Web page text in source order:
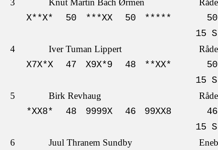
3 Knut Martin Bach Ørmen Råde
X**X* 50 ***XX 50 *****
50
15
4 Iver Tuman Lippert Råde
X7X*X 47 X9X*9 48 **XX*
50
15
5 Birk Revhaug Råde
*XX8* 48 9999X 46 99XX8
46
15
6 Juul Thranem Sundby